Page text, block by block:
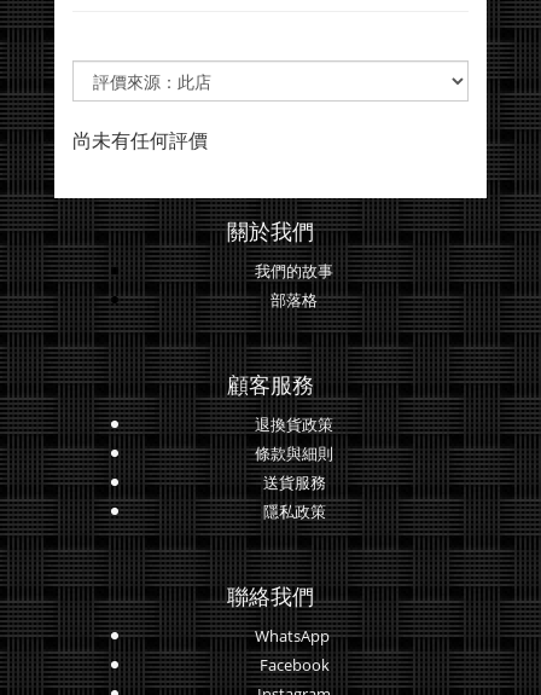
尚未有任何評價
關於我們
我們的故事
部落格
顧客服務
退換貨政策
條款與細則
送貨服務
隱私政策
聯絡我們
WhatsApp
Facebook